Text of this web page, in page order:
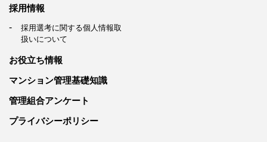
採用情報
採用選考に関する個人情報取
扱いについて
お役立ち情報
マンション管理基礎知識
管理組合アンケート
プライバシーポリシー